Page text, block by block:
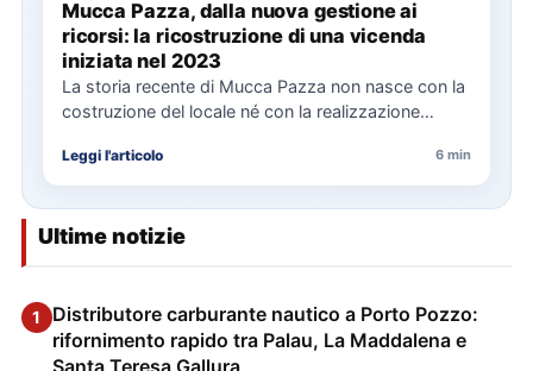
Mucca Pazza, dalla nuova gestione ai
ricorsi: la ricostruzione di una vicenda
iniziata nel 2023
La storia recente di Mucca Pazza non nasce con la
costruzione del locale né con la realizzazione
Leggi l'articolo 6 min
Ultime notizie
1
Distributore carburante nautico a Porto Pozzo:
rifornimento rapido tra Palau, La Maddalena e
Santa Teresa Gallura